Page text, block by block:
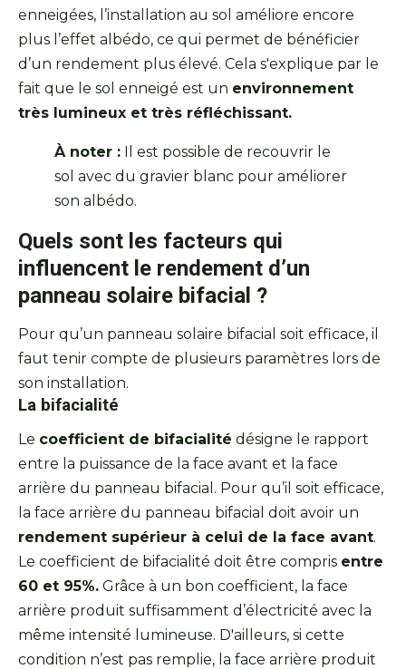
enneigées, l’installation au sol améliore encore
plus l’effet albédo, ce qui permet de bénéficier
d’un rendement plus élevé. Cela s'explique par le
fait que le sol enneigé est un environnement
très lumineux et très réfléchissant.
À noter : Il est possible de recouvrir le
sol avec du gravier blanc pour améliorer
son albédo.
Quels sont les facteurs qui
influencent le rendement d’un
panneau solaire bifacial ?
Pour qu’un panneau solaire bifacial soit efficace, il
faut tenir compte de plusieurs paramètres lors de
son installation.
La bifacialité
Le coefficient de bifacialité désigne le rapport
entre la puissance de la face avant et la face
arrière du panneau bifacial. Pour qu’il soit efficace,
la face arrière du panneau bifacial doit avoir un
rendement supérieur à celui de la face avant.
Le coefficient de bifacialité doit être compris entre
60 et 95%. Grâce à un bon coefficient, la face
arrière produit suffisamment d’électricité avec la
même intensité lumineuse. D'ailleurs, si cette
condition n’est pas remplie, la face arrière produit